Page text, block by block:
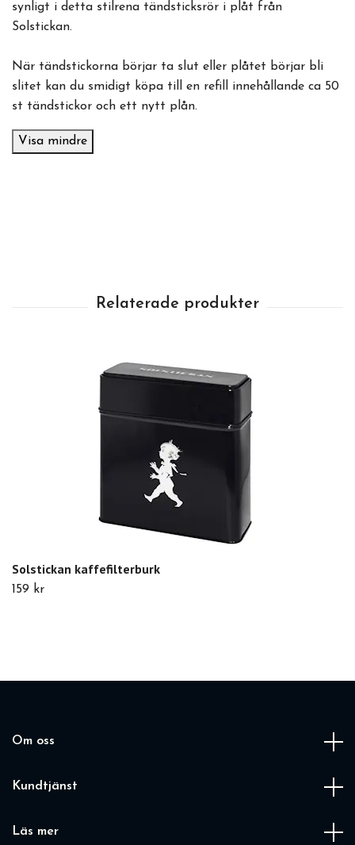
synligt i detta stilrena tändsticksrör i plåt från
Solstickan.
När tändstickorna börjar ta slut eller plåtet börjar bli
slitet kan du smidigt köpa till en refill innehållande ca 50
st tändstickor och ett nytt plån.
Visa mindre
Solstickan kaffefilterburk
159 kr
Om oss
Kundtjänst
Läs mer